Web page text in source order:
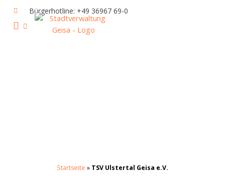
springen
Bürgerhotline: +49 36967 69-0
Startseite » TSV Ulstertal Geisa e.V.